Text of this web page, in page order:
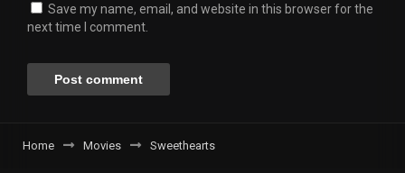
Save my name, email, and website in this browser for the
next time I comment.
Home Movies Sweethearts